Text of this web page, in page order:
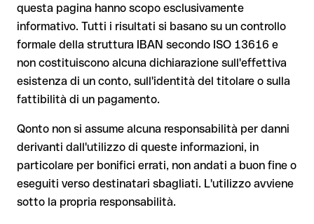
valida.
Dal 9 ottobre 2025, prima della conferma del pagamento, la
tua banca verifica lacorrispondenza tra l'IBAN e il nome del
beneficiarioe te lo comunica. Questo controllo non blocca il
bonifici al di fuori dell'area SEPA.
iscritto, soprattutto in caso di nuovi rapporti commerciali o
importi elevati. L'esistenza di un conto può essere verificata
Il tuo istituto avvia su richiesta una procedura di richiamo
Il rimborso non è però garantito, soprattutto se il
destinatario ha già prelevato il denaro
Per i bonifici internazionali fuori dall'area SEPA, il recupero è
molto più complesso e comporta commissioni aggiuntive
bonifici SEPA in euro, prima della conferma del pagamento la
tua banca verifica la corrispondenza tra l'IBAN e il nome del
beneficiario. Se i dati non coincidono, ricevi un avviso che ti
consente di individuare l'errore prima di procedere. Questo
controllo non blocca il pagamento, la decisione finale resta
questa pagina hanno scopo esclusivamente
informativo. Tutti i risultati si basano su un controllo
formale della struttura IBAN secondo ISO 13616 e
non costituiscono alcuna dichiarazione sull'effettiva
esistenza di un conto, sull'identità del titolare o sulla
fattibilità di un pagamento.
Qonto non si assume alcuna responsabilità per danni
derivanti dall'utilizzo di queste informazioni, in
particolare per bonifici errati, non andati a buon fine o
eseguiti verso destinatari sbagliati. L'utilizzo avviene
sotto la propria responsabilità.